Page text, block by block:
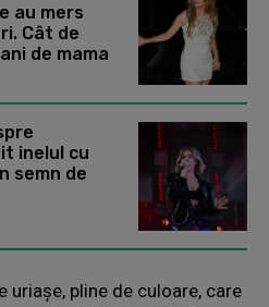
au mers
Cât de
de mama
inelul cu
semn de
uriașe, pline de culoare, care